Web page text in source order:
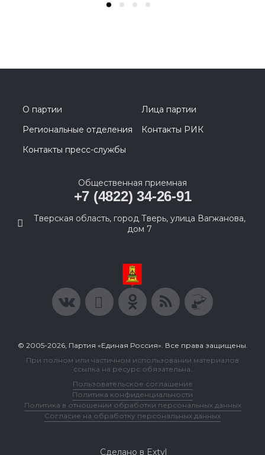
О партии
Лица партии
Региональные отделения
Контакты РИК
Контакты пресс-службы
Общественная приемная
+7 (4822) 34-26-91
Тверская область, город Тверь, улица Вагжанова,
дом 7
© 2005-2026, Партия «Единая Россия». Все права защищены.
При полном или частичном использовании материалов
ссылка на ресурс обязательна.
Пользовательское соглашение
Политика конфиденциальности
Политика в отношении обработки персональных данных
Согласие на обработку персональных данных
Сделано в Extyl